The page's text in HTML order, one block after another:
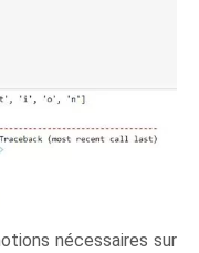
nécessaires sur